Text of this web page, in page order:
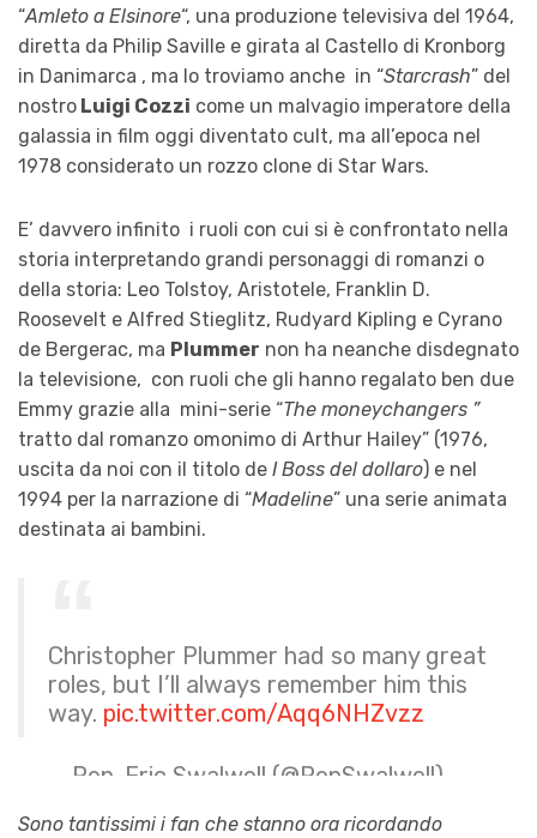
— Julie Andrews Online (@JAOnlineNews)
February 5, 2021
“Amleto a Elsinore“, una produzione televisiva del 1964,
diretta da Philip Saville e girata al Castello di Kronborg
in Danimarca , ma lo troviamo anche in “Starcrash” del
nostro Luigi Cozzi come un malvagio imperatore della
galassia in film oggi diventato cult, ma all’epoca nel
1978 considerato un rozzo clone di Star Wars.
E’ davvero infinito i ruoli con cui si è confrontato nella
storia interpretando grandi personaggi di romanzi o
della storia: Leo Tolstoy, Aristotele, Franklin D.
Roosevelt e Alfred Stieglitz, Rudyard Kipling e Cyrano
de Bergerac, ma Plummer non ha neanche disdegnato
la televisione, con ruoli che gli hanno regalato ben due
Emmy grazie alla mini-serie “The moneychangers ”
tratto dal romanzo omonimo di Arthur Hailey” (1976,
uscita da noi con il titolo de I Boss del dollaro) e nel
1994 per la narrazione di “Madeline” una serie animata
destinata ai bambini.
Christopher Plummer had so many great
roles, but I’ll always remember him this
way. pic.twitter.com/Aqq6NHZvzz
— Rep. Eric Swalwell (@RepSwalwell)
Sono tantissimi i fan che stanno ora ricordando